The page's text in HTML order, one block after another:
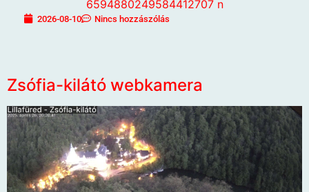
2026-08-10 Nincs hozzászólás
Zsófia-kilátó webkamera